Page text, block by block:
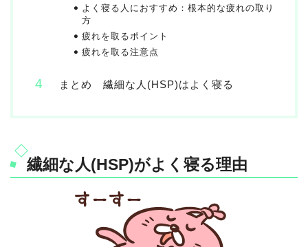
よく寝る人におすすめ：根本的な疲れの取り
方
疲れを取るポイント
疲れを取る注意点
まとめ 繊細な人(HSP)はよく寝る
繊細な人(HSP)がよく寝る理由